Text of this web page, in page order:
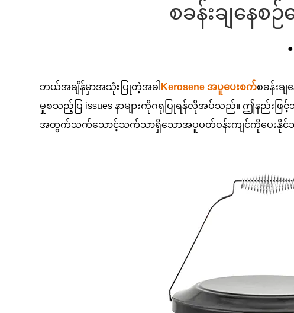
စခန်းချန
●
ဘယ်အချိန်မှာအသုံးပြုတဲ့အခါ Kerosene အပူပေးစက်စခန်းခ
မှုစသည့်ပြ issues နာများကိုဂရုပြုရန်လိုအပ်သည်။ ဤနည်းဖြ
အတွက်သက်သောင့်သက်သာရှိသောအပူပတ်ဝန်းကျင်ကိုပေးနိုင်